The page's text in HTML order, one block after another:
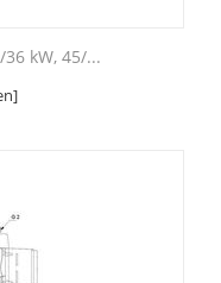
kW, 45/...